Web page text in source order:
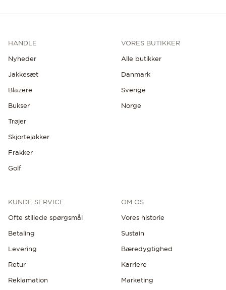
HANDLE
Nyheder
Jakkesæt
Blazere
Bukser
Trøjer
Skjortejakker
Frakker
Golf
VORES BUTIKKER
Alle butikker
Danmark
Sverige
Norge
KUNDE SERVICE
Ofte stillede spørgsmål
Betaling
Levering
Retur
Reklamation
OM OS
Vores historie
Sustain
Bæredygtighed
Karriere
Marketing